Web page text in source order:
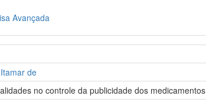
Avançada
de
no controle da publicidade dos medicamentos